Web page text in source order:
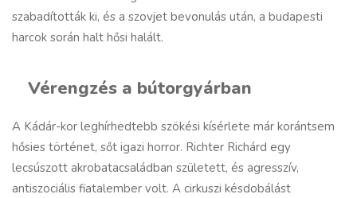
szabadították ki, és a szovjet bevonulás után, a budapesti
harcok során halt hősi halált.
Vérengzés a bútorgyárban
A Kádár-kor leghírhedtebb szökési kísérlete már korántsem
hősies történet, sőt igazi horror. Richter Richárd egy
lecsúszott akrobatacsaládban született, és agresszív,
antiszociális fiatalember volt. A cirkuszi késdobálást